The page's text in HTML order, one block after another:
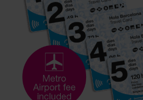
Lights up! Night
Barcelona Night Tour